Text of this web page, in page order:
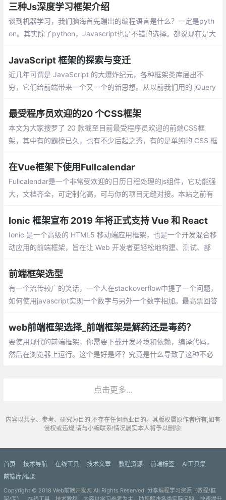
量，消除一些我个人认为的前端社区不太好的风气。
三种Js深度学习框架介绍
谈到机器学习，我们脑海首先蹦出的编程语言是什么？一定是pyth
on。其实除了python，Javascript也是不错的选择。都说现在是大
JavaScript 框架的探索与变迁
近几年可谓是 JavaScript 的大爆炸纪元，各种框架类库层出不
穷，它们给前端带来一个又一个的新思想。从以前我们用的 jQuery
Ember.js、AngularJS 数据绑定的理念，再到现在的 React、Vue
虚拟 DOM 的思想。
最受程序员欢迎的20 个CSS框架
本文为大家搜罗了 20 款截至目前最受程序员欢迎的前端CSS框
架，其中有的霸榜已久，也有不少后起之秀，有的是单纯的 CSS 框
在Vue框架下使用Fullcalendar
Fullcalendar是一个非常受欢迎的日历日程处理的js组件，它功能强
大，文档齐全，可定制化高，可与你的项目无缝对接。本站之前有
在Vue框架下使用Fullcalendar。
Ionic 框架宣布 2019 年将正式支持 Vue 和 React
Ionic 是一个高级的 HTML5 移动端应用框架，也是一个开发混合移
动应用的前端框架，旨在让 Web 开发者更轻松地构建、测试、部
ue 和 React 。
前端框架选型
有一个流传较广的笑话，一个人在stackoverflow中提了一个问题，
如何使用javascript实现一个数字与另外一个数字相加。最高票回答
在重演，以前是jQuery，现在可能是react或vue。不同的框架有不
同的应用场景，杀鸡不要用牛刀
web前端框架选择_前端框架是解药还是毒药？
要使用现代的前端框架，你需要下载开发环境和依赖，编译代码，
然后在浏览器上运行。这个是好是坏？究竟是什么导致了这种不必
点击更多...
内容以共享、参考、研究为目的,不存在任何商业目的。其版权属原作者所有,如有
侵权或违规,请与小编联系!情况属实本人将予以删除!
首页 技术导航 在线工具 技术文章 教程资源 前端标签
AI工具集
前端库/框架